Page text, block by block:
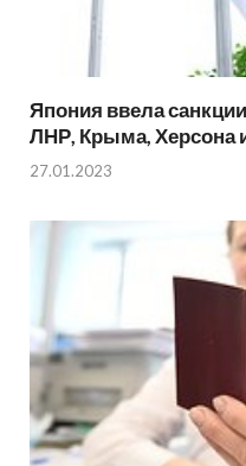
Япония ввела
ЛНР, Крыма, Херсона
27.01.2023